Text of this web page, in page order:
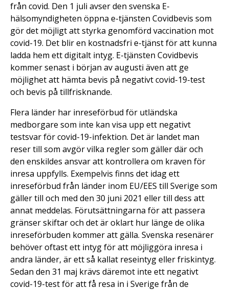
från covid. Den 1 juli avser den svenska E-
hälsomyndigheten öppna e-tjänsten Covidbevis som
gör det möjligt att styrka genomförd vaccination mot
covid-19. Det blir en kostnadsfri e-tjänst för att kunna
ladda hem ett digitalt intyg. E-tjänsten Covidbevis
kommer senast i början av augusti även att ge
möjlighet att hämta bevis på negativt covid-19-test
och bevis på tillfrisknande.
Flera länder har inreseförbud för utländska
medborgare som inte kan visa upp ett negativt
testsvar för covid-19-infektion. Det är landet man
reser till som avgör vilka regler som gäller där och
den enskildes ansvar att kontrollera om kraven för
inresa uppfylls. Exempelvis finns det idag ett
inreseförbud från länder inom EU/EES till Sverige som
gäller till och med den 30 juni 2021 eller till dess att
annat meddelas. Förutsättningarna för att passera
gränser skiftar och det är oklart hur länge de olika
inreseförbuden kommer att gälla. Svenska resenärer
behöver oftast ett intyg för att möjliggöra inresa i
andra länder, är ett så kallat reseintyg eller friskintyg.
Sedan den 31 maj krävs däremot inte ett negativt
covid-19-test för att få resa in i Sverige från de